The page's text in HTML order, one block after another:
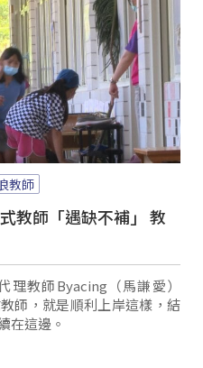
教師
教師「遇缺不補」 教
教師Byacing（馬謙愛）
師，就是順利上岸這樣，結
在這邊。